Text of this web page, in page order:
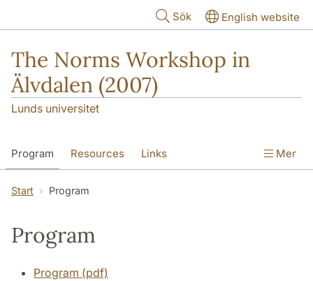
Sök English website
The Norms Workshop in
Älvdalen (2007)
Lunds universitet
Program Resources Links Mer
Start Program
Program
Program (pdf)